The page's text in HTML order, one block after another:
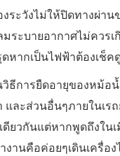
ระวังไม่ให้ปิดทางผ่า
ระบายอากาศไม่ควรเ
หากเป็นไฟฟ้าต้องเช็
ธีการยืดอายุของหม้อ
ละส่วนอื่นๆภายในเร
ดียวกันแต่หากพูดถึงใ
งานคือค่อยๆเดินเครื่อ